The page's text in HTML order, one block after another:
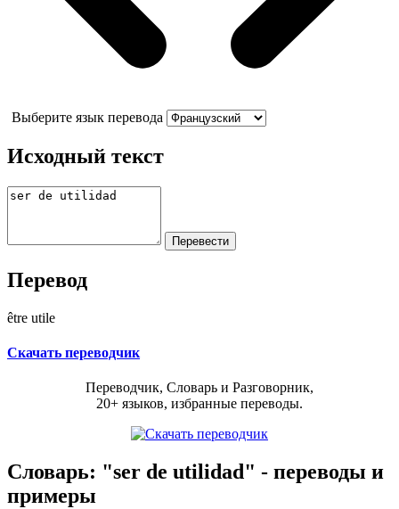
Выберите язык перевода
Исходный текст
Перевод
être utile
Скачать переводчик
Переводчик, Словарь и Разговорник,
20+ языков, избранные переводы.
Словарь: "ser de utilidad" - переводы и
примеры